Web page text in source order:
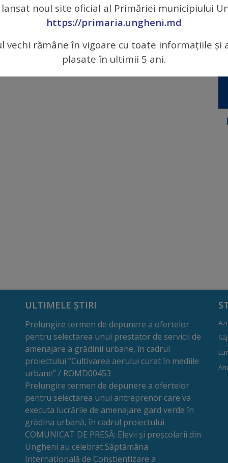
întrebările vor fi publicate pe pagina web a
ULTIMELE ȘTIRI
Prelungire termen de depunere a ofertelor
pentru selectarea unui prestator de servicii de
amenajare a grădinii urbane, în cadrul
proiectului ”Cultivarea aerului curat în mediile
urbane” / ROMD00453
Prelungire termen de depunere a ofertelor
pentru selectarea unui antreprenor care va
executa lucrările de amenajare gard verde în
grădina urbană, în cadrul proiectului
COMUNICAT DE PRESĂ: Elevii și preșcolarii din
Ungheni au celebrat Săptămâna
Internațională de Conștientizare a
noul site oficial al Primăriei municipiului
https://primaria.ungheni.md
vechi rămâne în vigoare cu toate informațiile și
plasate în ultimii 5 ani.